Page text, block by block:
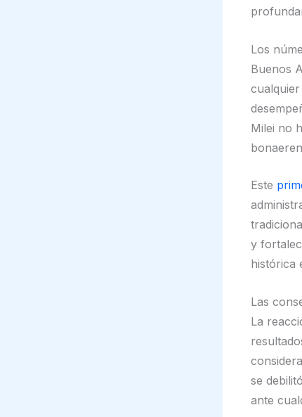
Los
Buenos
Milei no
Este
y
histórica
Las
La
se
ante